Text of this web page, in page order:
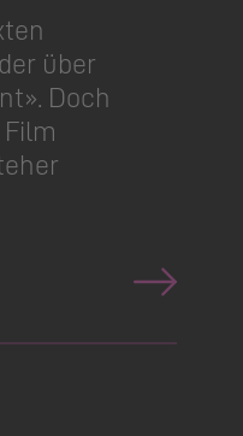
über
Doch